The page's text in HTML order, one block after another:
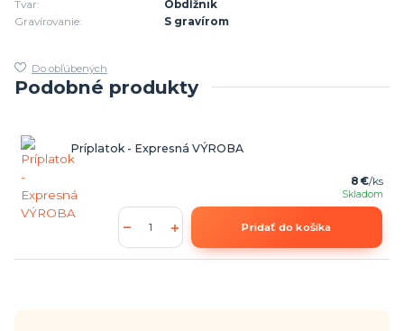
Tvar:
Obdĺžnik
Gravírovanie:
S gravírom
Do obľúbených
Podobné produkty
Príplatok - Expresná VÝROBA
8 €/ks
Skladom
Pridať do košíka